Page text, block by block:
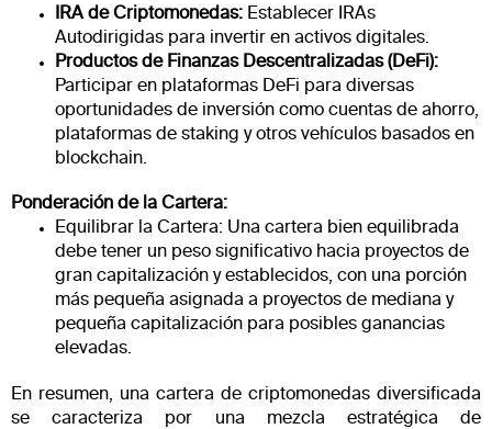
IRA de Criptomonedas: Establecer IRAs
Autodirigidas para invertir en activos digitales.
Productos de Finanzas Descentralizadas (DeFi):
Participar en plataformas DeFi para diversas
oportunidades de inversión como cuentas de ahorro,
plataformas de staking y otros vehículos basados en
blockchain.
Ponderación de la Cartera:
Equilibrar la Cartera: Una cartera bien equilibrada
debe tener un peso significativo hacia proyectos de
gran capitalización y establecidos, con una porción
más pequeña asignada a proyectos de mediana y
pequeña capitalización para posibles ganancias
elevadas.
En resumen, una cartera de criptomonedas diversificada
se caracteriza por una mezcla estratégica de